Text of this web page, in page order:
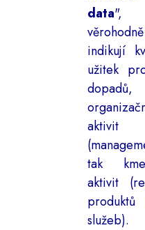
data",
věrohodně
indikují
užitek
aktivit
tak
aktivit
služeb).